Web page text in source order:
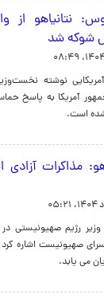
نتانیاهو از
شوکه شد
نوشته
آمریکا به پاسخ
است.
مذاکرات آزادی
رژیم صهیونیستی در
صهیونیست اشاره
می یابد.